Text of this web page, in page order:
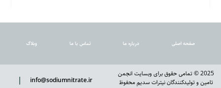
صفحه اصلی درباره ما تماس با ما وبلاگ
2025 © تمامی حقوق برای وبسایت انجمن
تامین و تولیدکنندگان نیترات سدیم محفوظ
info@sodiumnitrate.ir